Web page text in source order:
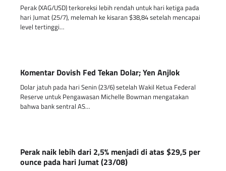
Perak (XAG/USD) terkoreksi lebih rendah untuk hari ketiga pada
hari Jumat (25/7), melemah ke kisaran $38,84 setelah mencapai
level tertinggi…
Komentar Dovish Fed Tekan Dolar; Yen Anjlok
Dolar jatuh pada hari Senin (23/6) setelah Wakil Ketua Federal
Reserve untuk Pengawasan Michelle Bowman mengatakan
bahwa bank sentral AS…
Perak naik lebih dari 2,5% menjadi di atas $29,5 per
ounce pada hari Jumat (23/08)